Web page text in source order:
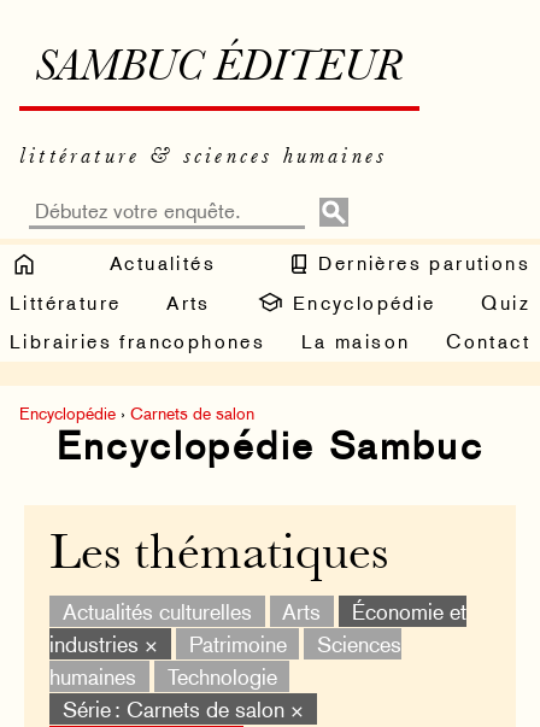
SAMBUC ÉDITEUR
littérature & sciences humaines
Actualités
Dernières parutions
Littérature
Arts Encyclopédie
Quiz
Librairies francophones
La maison Contact
Encyclopédie › Carnets de salon
Encyclopédie Sambuc
Les thématiques
Actualités culturelles Arts
Économie et
industries ×
Patrimoine
Sciences
humaines
Technologie
Série : Carnets de salon ×